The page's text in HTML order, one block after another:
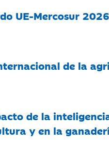
UE-Mercosur 2026
de la
de la
y en la